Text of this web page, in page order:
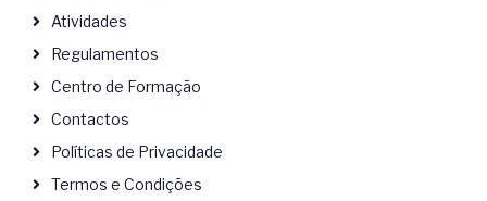
Atividades
Regulamentos
Centro de Formação
Contactos
Políticas de Privacidade
Termos e Condições